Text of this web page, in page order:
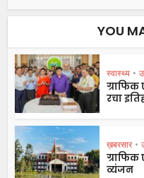
YOU
स्वास्थ्य •
रचा
ख़बरसार •
व्यंजन